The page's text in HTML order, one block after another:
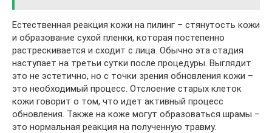
Естественная реакция кожи на пилинг – стянутость кожи
и образование сухой пленки, которая постепенно
растрескивается и сходит с лица. Обычно эта стадия
наступает на третьи сутки после процедуры. Выглядит
это не эстетично, но с точки зрения обновления кожи –
это необходимый процесс. Отслоение старых клеток
кожи говорит о том, что идет активный процесс
обновления. Также на коже могут образоваться шрамы –
это нормальная реакция на полученную травму.